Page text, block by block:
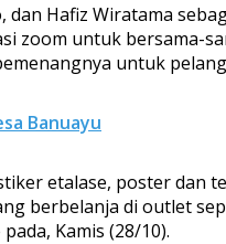
Hafiz Wiratama
zoom untuk bersama-
untuk
Banuayu
etalase, poster dan
berbelanja di outlet
Kamis (28/10).